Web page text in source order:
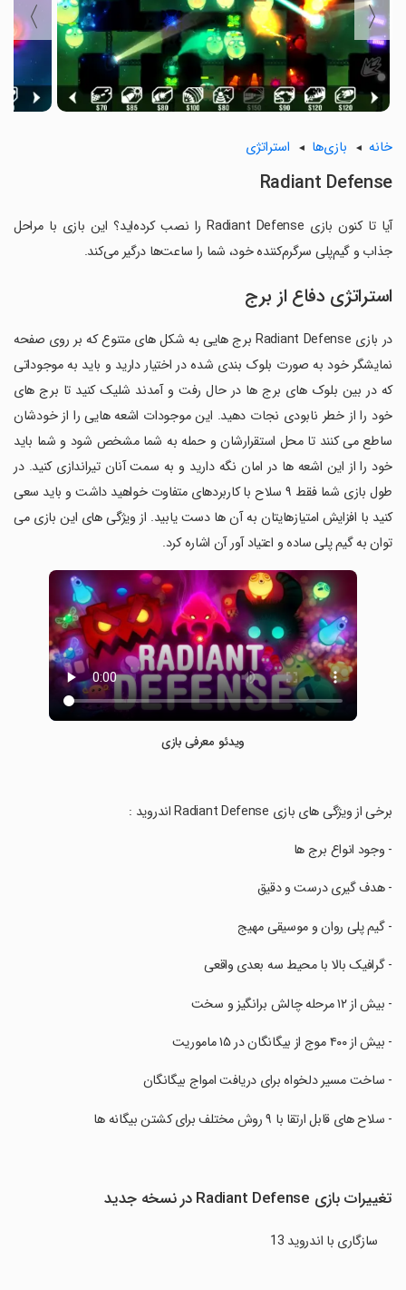
〈
〉
خانه بازی‌ها استراتژی
Radiant Defense
آیا تا کنون بازی Radiant Defense را نصب کرده‌اید؟ این بازی با مراحل
جذاب و گیم‌پلی سرگرم‌کننده خود، شما را ساعت‌ها درگیر می‌کند.
استراتژی دفاع از برج
در بازی Radiant Defense برج هایی به شکل های متنوع که بر روی صفحه
نمایشگر خود به صورت بلوک بندی شده در اختیار دارید و باید به موجوداتی
که در بین بلوک های برج ها در حال رفت و آمدند شلیک کنید تا برج های
خود را از خطر نابودی نجات دهید. این موجودات اشعه هایی را از خودشان
ساطع می کنند تا محل استقرارشان و حمله به شما مشخص شود و شما باید
خود را از این اشعه ها در امان نگه دارید و به سمت آنان تیراندازی کنید. در
طول بازی شما فقط ۹ سلاح با کاربردهای متفاوت خواهید داشت و باید سعی
کنید با افزایش امتیازهایتان به آن ها دست یابید. از ویژگی های این بازی می
توان به گیم پلی ساده و اعتیاد آور آن اشاره کرد.
ویدئو معرفی بازی
‏برخی از ویژگی های بازی Radiant Defense اندروید :
‏- وجود انواع برج ها
‏- هدف گیری درست و دقیق
‏- گیم پلی روان و موسیقی مهیج
‏- گرافیک بالا با محیط سه بعدی واقعی
‏- بیش از ۱۲ مرحله چالش برانگیز و سخت
‏- بیش از ۴۰۰ موج از بیگانگان در ۱۵ ماموریت
‏- ساخت مسیر دلخواه برای دریافت امواج بیگانگان
‏- سلاح های قابل ارتقا با ۹ روش مختلف برای کشتن بیگانه ها
تغییرات بازی Radiant Defense در نسخه جدید
سازگاری با اندروید 13